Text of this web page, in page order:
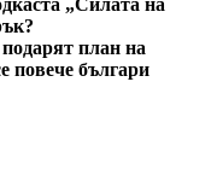
„Силата на
план на
повече българи